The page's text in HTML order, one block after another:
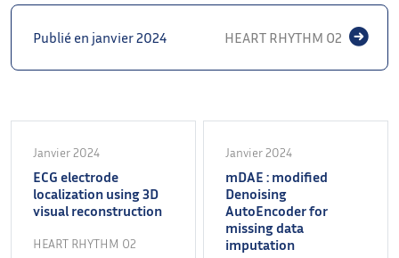
Publié en janvier 2024 HEART RHYTHM O2
Janvier 2024
ECG electrode
localization using 3D
visual reconstruction
HEART RHYTHM O2
Janvier 2024
mDAE : modified
Denoising
AutoEncoder for
missing data
imputation